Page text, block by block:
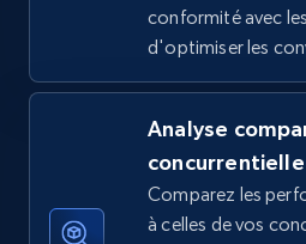
378+
URL, Product id, Title, Seller
Seller reviews, Breadcrumbs,
more.
conformité avec
d'optimiser les
Analyse
concurrentielle
Comparez les
à celles de vos